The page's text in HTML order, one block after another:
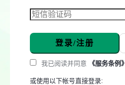
登录/注册
我已阅读并同意 《服务条例》
或使用以下帐号直接登录: